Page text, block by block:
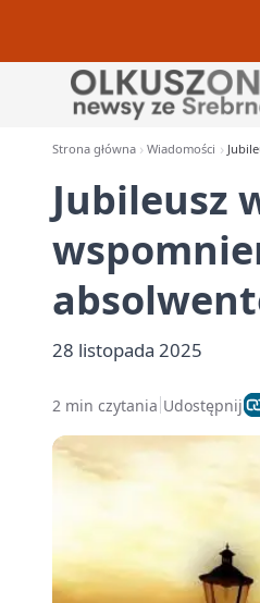
Strona główna Wiadomości
Jubileusz
28 listopada 2025
2 min czytania Udostępnij